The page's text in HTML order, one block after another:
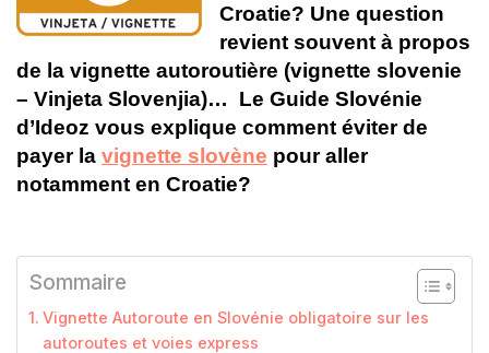
Croatie? Une question
revient souvent à propos
de la vignette autoroutière (vignette slovenie
– Vinjeta Slovenjia)… Le Guide Slovénie
d’Ideoz vous explique comment éviter de
payer la vignette slovène pour aller
notamment en Croatie?
Sommaire
Vignette Autoroute en Slovénie obligatoire sur les
autoroutes et voies express